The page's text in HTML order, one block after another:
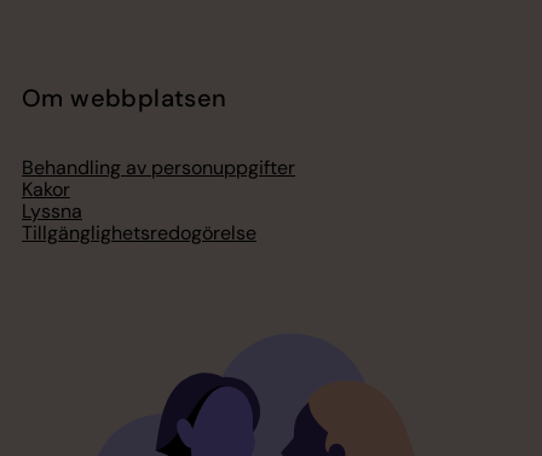
Om webbplatsen
Behandling av personuppgifter
Kakor
Lyssna
Tillgänglighetsredogörelse